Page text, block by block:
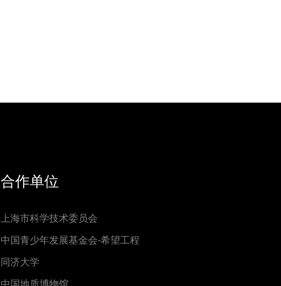
合作单位
上海市科学技术委员会
中国青少年发展基金会-希望工程
同济大学
中国地质博物馆